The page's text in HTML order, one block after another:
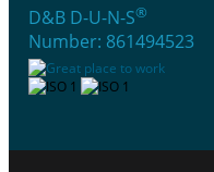
D&B D-U-N-S®
Number: 861494523